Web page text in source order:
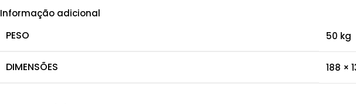
Informação adicional
PESO 50 kg
DIMENSÕES 188 ×